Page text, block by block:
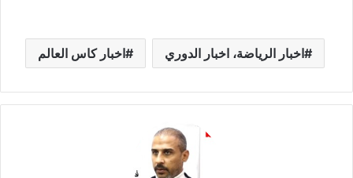
اخبار الرياضة، اخبار الدوري اخبار كاس العالم